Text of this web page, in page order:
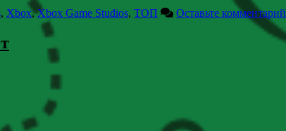
, Xbox,Xbox Game Studios, ТОП Оставьте комментарий